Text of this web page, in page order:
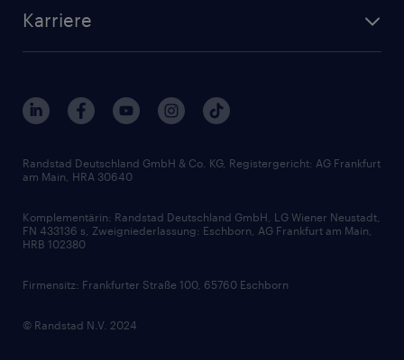
Randstad Akademie
Branchen
Interne Karriere
FAQ - Bewerber / Kunden
Zertifikate und Auszeichnungen
Karriere
Berufsprofile
Gehaltsthemen
Bewerbungsratgeber
Soft Skills
Skills
Randstad Deutschland GmbH & Co. KG, Registergericht: AG Frankfurt
am Main, HRA 30640
Komplementärin: Randstad Deutschland GmbH, LG Wiener Neustadt,
FN 433136 s, Zweigniederlassung: Eschborn, AG Frankfurt am Main,
HRB 102380
Firmensitz: Frankfurter Straße 100, 65760 Eschborn
© Randstad N.V. 2024